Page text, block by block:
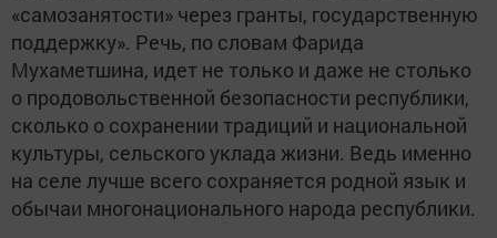
«самозанятости» через гранты, государственную
поддержку». Речь, по словам Фарида
Мухаметшина, идет не только и даже не столько
о продовольственной безопасности республики,
сколько о сохранении традиций и национальной
культуры, сельского уклада жизни. Ведь именно
на селе лучше всего сохраняется родной язык и
обычаи многонационального народа республики.